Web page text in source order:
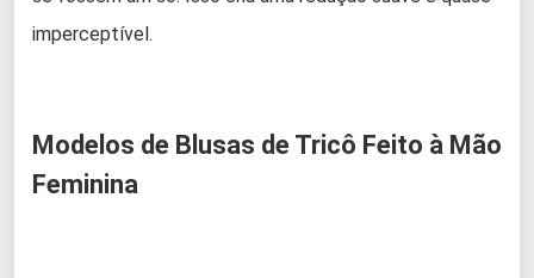
imperceptível.
Modelos de Blusas de Tricô Feito à Mão
Feminina